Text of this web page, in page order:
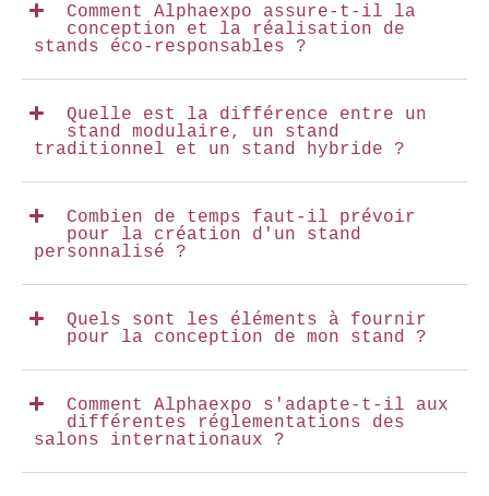
Comment Alphaexpo assure-t-il la
conception et la réalisation de
stands éco-responsables ?
Quelle est la différence entre un
stand modulaire, un stand
traditionnel et un stand hybride ?
Combien de temps faut-il prévoir
pour la création d'un stand
personnalisé ?
Quels sont les éléments à fournir
pour la conception de mon stand ?
Comment Alphaexpo s'adapte-t-il aux
différentes réglementations des
salons internationaux ?